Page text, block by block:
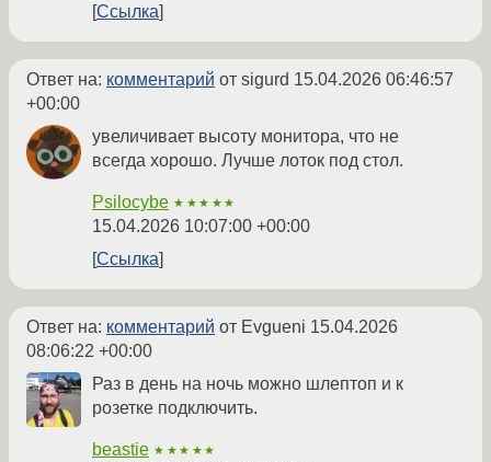
Ссылка
Ответ на: комментарий от sigurd 15.04.2026 06:46:57
+00:00
увеличивает высоту монитора, что не
всегда хорошо. Лучше лоток под стол.
Psilocybe ★★★★★
15.04.2026 10:07:00 +00:00
Ссылка
Ответ на: комментарий от Evgueni 15.04.2026
08:06:22 +00:00
Раз в день на ночь можно шлептоп и к
розетке подключить.
beastie ★★★★★